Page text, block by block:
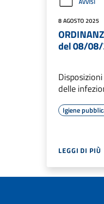
8 AGOSTO 2025
del 08/
delle
Igiene
LEGGI DI PIÙ